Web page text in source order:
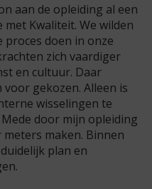
aan de opleiding al een
Kwaliteit. We wilden
proces doen in onze
zich vaardiger
en cultuur. Daar
gekozen. Alleen is
wisselingen te
door mijn opleiding
maken. Binnen
plan en